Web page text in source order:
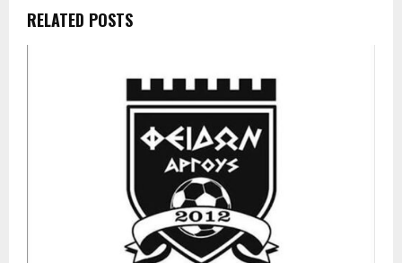
RELATED POSTS